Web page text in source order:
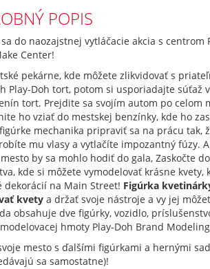
POPIS
do naozajstnej vytláčacie akcia s centrom
Center!
pekárne, kde môžete zlikvidovať s
Play-Doh tort, potom si usporiadajte súťaž
tort. Prejdite sa svojím autom po celom
ho vziať do mestskej benzínky, kde ho
mechanika pripraviť sa na prácu tak,
mu vlasy a vytlačíte impozantný fúzy.
by sa mohlo hodiť do gala, Zaskočte
kde si môžete vymodelovať krásne kvety,
dekorácií na Main Street! Figúrka
kvety a držať svoje nástroje a vy jej
obsahuje dve figúrky, vozidlo,
hmoty Play-Doh Brand
mesto s ďalšími figúrkami a hernými
sa samostatne)!